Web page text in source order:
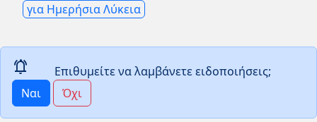
για Ημερήσια Λύκεια
notifications_active
Επιθυμείτε να λαμβάνετε ειδοποιήσεις;
Ναι
Όχι